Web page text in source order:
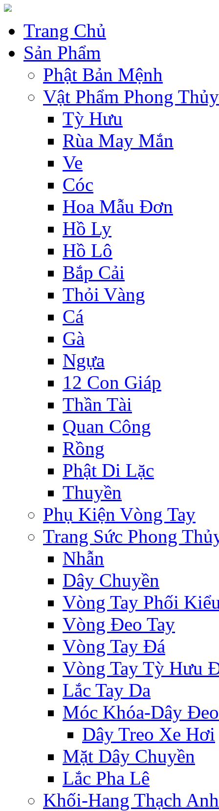
Trang Chủ
Sản Phẩm
Phật Bản Mệnh
Vật Phẩm Phong Thủy
Tỳ Hưu
Rùa May Mắn
Ve
Cóc
Hoa Mẫu Đơn
Hồ Ly
Hồ Lô
Bắp Cải
Thỏi Vàng
Cá
Gà
Ngựa
12 Con Giáp
Thần Tài
Quan Công
Rồng
Phật Di Lặc
Thuyền
Phụ Kiện Vòng Tay
Trang Sức Phong
Nhẫn
Dây Chuyền
Vòng Tay Phối
Vòng Đeo Tay
Vòng Tay Đá
Vòng Tay Tỳ Hưu
Lắc Tay Da
Móc Khóa-Dây Đeo
Dây Treo Xe Hơi
Mặt Dây Chuyền
Lắc Pha Lê
Khối-Hang Thạch Anh